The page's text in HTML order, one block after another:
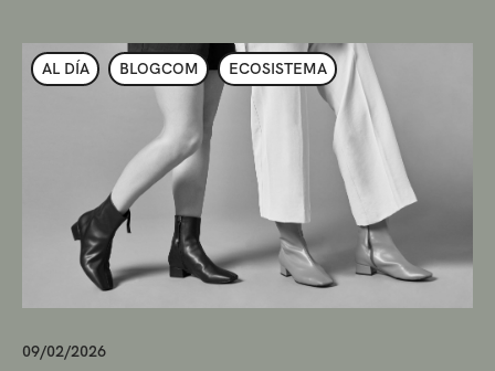
AL DÍA BLOGCOM ECOSISTEMA
09/02/2026